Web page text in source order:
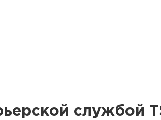
службой